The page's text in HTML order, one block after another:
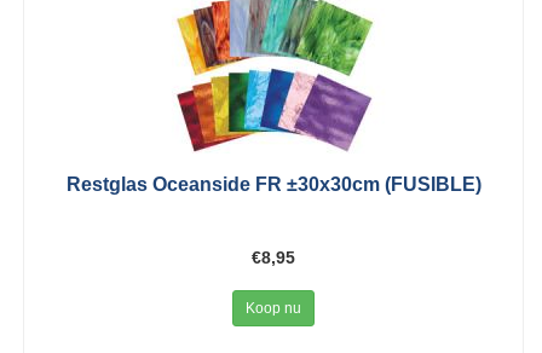
Restglas Oceanside FR ±30x30cm (FUSIBLE)
€8,95
Koop nu